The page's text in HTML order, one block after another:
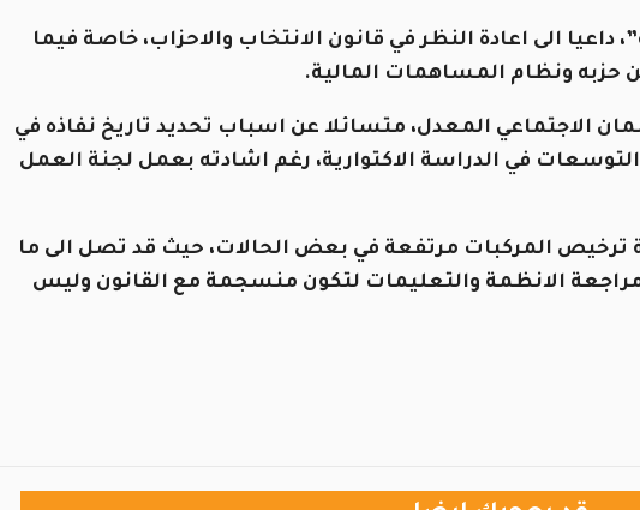
الى اعادة النظر في قانون الانتخاب والاحزاب، خاصة فيما
حزبه ونظام المساهمات المالية.
الاجتماعي المعدل، متسائلا عن اسباب تحديد تاريخ نفاذه في
التوسعات في الدراسة الاكتوارية، رغم اشادته بعمل لجنة العمل
ترخيص المركبات مرتفعة في بعض الحالات، حيث قد تصل الى ما
داعيا الى مراجعة الانظمة والتعليمات لتكون منسجمة مع القانون وليس